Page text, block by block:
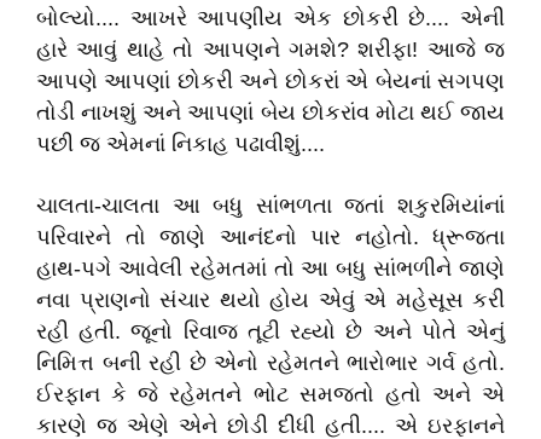
બોલ્યો.... આખરે આપણીય એક છોકરી છે.... એની
હારે આવું થાહે તો આપણને ગમશે? શરીફા! આજે જ
આપણે આપણાં છોકરી અને છોકરાં એ બેયનાં સગપણ
તોડી નાખશું અને આપણાં બેય છોકરાંવ મોટા થઈ જાય
પછી જ એમનાં નિકાહ પઢાવીશું....
ચાલતા-ચાલતા આ બધુ સાંભળતા જતાં શકુરમિયાંનાં
પરિવારને તો જાણે આનંદનો પાર નહોતો. ધ્રૂજતા
હાથ-પગે આવેલી રહેમતમાં તો આ બધુ સાંભળીને જાણે
નવા પ્રાણનો સંચાર થયો હોય એવું એ મહેસૂસ કરી
રહી હતી. જૂનો રિવાજ તૂટી રહ્યો છે અને પોતે એનું
નિમિત્ત બની રહી છે એનો રહેમતને ભારોભાર ગર્વ હતો.
ઈરફાન કે જે રહેમતને ભોટ સમજતો હતો અને એ
કારણે જ એણે એને છોડી દીધી હતી.... એ ઇરફાનને